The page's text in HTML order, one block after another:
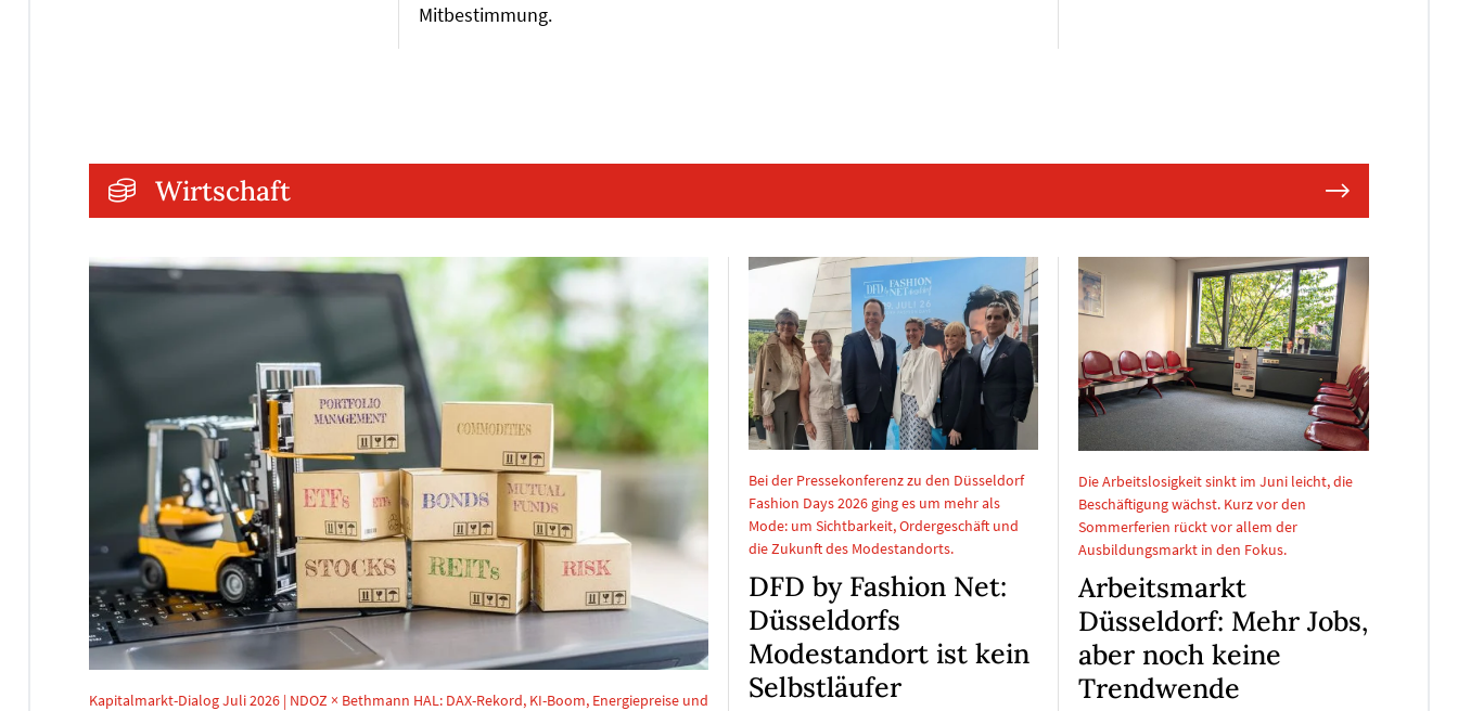
Mitbestimmung.
Wirtschaft
Kapitalmarkt-Dialog Juli 2026 | NDOZ × Bethmann HAL: DAX-Rekord, KI-Boom, Energiepreise und
Bei der Pressekonferenz zu den Düsseldorf
Fashion Days 2026 ging es um mehr als
Mode: um Sichtbarkeit, Ordergeschäft und
die Zukunft des Modestandorts.
DFD by Fashion Net:
Düsseldorfs
Modestandort ist kein
Selbstläufer
Die Arbeitslosigkeit sinkt im Juni leicht, die
Beschäftigung wächst. Kurz vor den
Sommerferien rückt vor allem der
Ausbildungsmarkt in den Fokus.
Arbeitsmarkt
Düsseldorf: Mehr Jobs,
aber noch keine
Trendwende